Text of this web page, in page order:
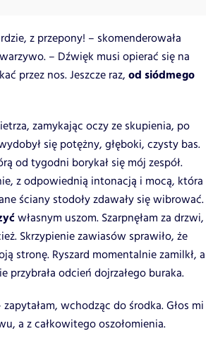
z przepony! – skomenderowała
– Dźwięk musi opierać się na
przez nos. Jeszcze raz, od siódmego
zamykając oczy ze skupienia, po
się potężny, głęboki, czysty bas.
od tygodni borykał się mój zespół.
z odpowiednią intonacją i mocą, która
ściany stodoły zdawały się wibrować.
własnym uszom. Szarpnęłam za drzwi,
Skrzypienie zawiasów sprawiło, że
stronę. Ryszard momentalnie zamilkł, a
przybrała odcień dojrzałego buraka.
wchodząc do środka. Głos mi
a z całkowitego oszołomienia.